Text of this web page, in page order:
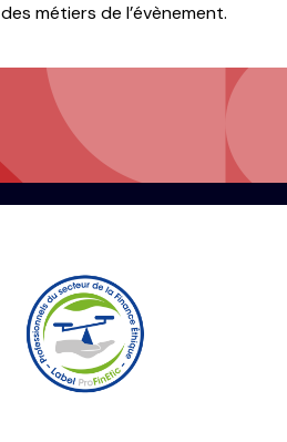
des métiers de l’évènement.